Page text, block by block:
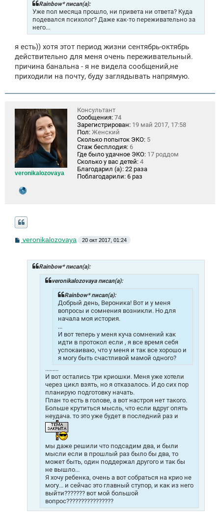
Rainbow* писал(а):
Уже пол месяца прошло, ни привета ни ответа? Куда
подевался психолог? Даже как-то переживательно за
него...
я есть)) хотя этот период жизни сентябрь-октябрь
действительно для меня очень переживательный.
причина банальна - я не видела сообщений,не
приходили на почту, буду заглядывать напрямую.
veronikalozovaya
Консультант
Сообщения: 74
Зарегистрирован: 19 май 2017, 17:58
Пол: Женский
Сколько попыток ЭКО: 5
Стаж бесплодия: 6
Где было удачное ЭКО: 17 роддом
Сколько у вас детей: 4
Благодарил (а): 22 раза
Поблагодарили: 6 раз
С
о
veronikalozovaya 20 окт 2017, 01:24
Rainbow* писал(а):
veronikalozovaya писал(а):
Rainbow* писал(а):
Добрый день, Вероника! Вот и у меня
вопросы и сомнения возникли. Но для
начала моя история.
...
И вот теперь у меня куча сомнений как
идти в протокол если , я все время себя
успокаиваю, что у меня и так все хорошо и
я могу быть счастливой мамой одного?
.........
И вот остались три криошки. Меня уже хотели
через цикл взять, но я отказалось. И до сих пор
планирую подготовку начать.
План то есть в голове, а вот настроя нет такого.
Больше крутиться мысль, что если вдруг опять
неудача. то это уже будет в последний раз и
мы даже решили что подсадим два, и были
мысли если в прошлый раз было бы два, то
может быть, один поддержал другого и так бы
не вышло...
Я хочу ребенка, очень а вот собраться на крио не
могу... и сейчас это главный ступор, и как из него
выйти??????? вот мой большой
вопрос????????????????